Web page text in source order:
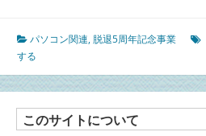
パソコン関連, 脱退5周年記念事業
する
このサイトについて